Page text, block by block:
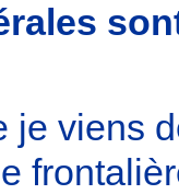
je viens